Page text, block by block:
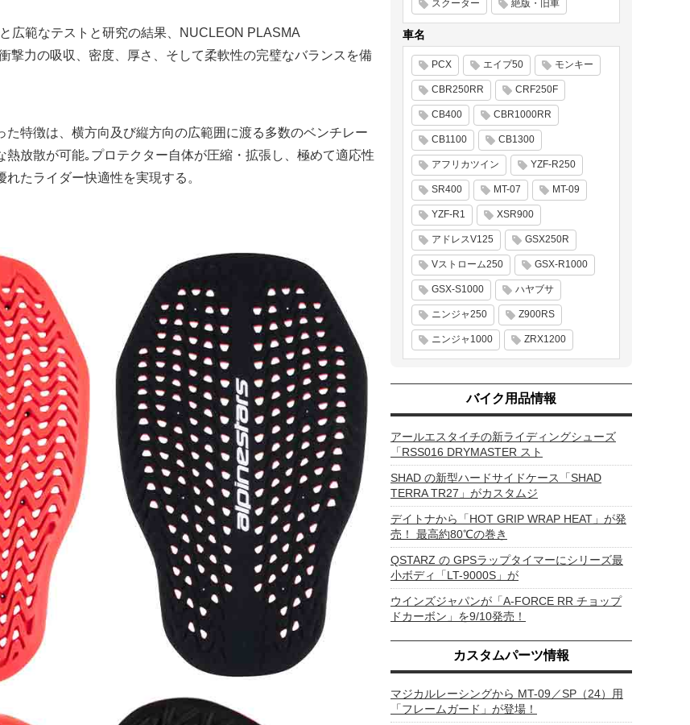
広範なテストと研究の結果、NUCLEON PLASMA
撃力の吸収、密度、厚さ、そして柔軟性の完璧なバランスを備
た特徴は、横方向及び縦方向の広範囲に渡る多数のベンチレー
熱放散が可能｡プロテクター自体が圧縮・拡張し、極めて適応性
たライダー快適性を実現する。
スクーター 絶版・旧車
車名
PCX エイプ50 モンキー
CBR250RR CRF250F
CB400 CBR1000RR
CB1100 CB1300
アフリカツイン YZF-R250
SR400 MT-07 MT-09
YZF-R1 XSR900
アドレスV125 GSX250R
Vストローム250 GSX-R1000
GSX-S1000 ハヤブサ
ニンジャ250 Z900RS
ニンジャ1000 ZRX1200
バイク用品情報
アールエスタイチの新ライディングシューズ
「RSS016 DRYMASTER スト
SHAD の新型ハードサイドケース「SHAD
TERRA TR27」がカスタムジ
デイトナから「HOT GRIP WRAP HEAT」が発
売！ 最高約80℃の巻き
QSTARZ の GPSラップタイマーにシリーズ最
小ボディ「LT-9000S」が
ウインズジャパンが「A-FORCE RR チョップ
ドカーボン」を9/10発売！
カスタムパーツ情報
マジカルレーシングから MT-09／SP（24）用
「フレームガード」が登場！